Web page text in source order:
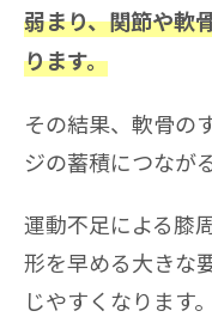
弱まり、関節や軟
ります。
その結果、軟骨の
ジの蓄積につなが
運動不足による膝
形を早める大きな
じやすくなります。